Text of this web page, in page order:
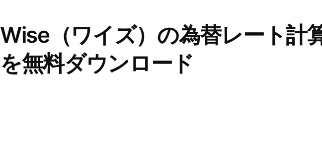
Wise（ワイズ）の為替レート計
を無料ダウンロード